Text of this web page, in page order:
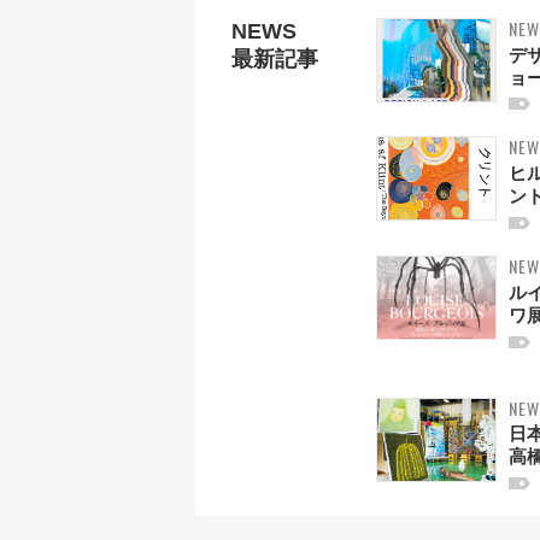
NEWS
最新記事
デ
ョ
ヒ
ン
ル
ワ
日
高